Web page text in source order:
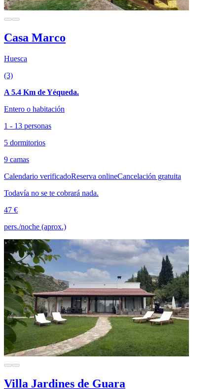
Casa Marco
Huesca
(3)
A 5.4 Km de Yéqueda.
Entero o habitación
1 - 13 personas
5 dormitorios
9 camas
Calendario verificadoReserva onlineCancelación gratuita
Todavía no se te cobrará nada.
47 €
pers./noche (aprox.)
Villa Jardines de Guara